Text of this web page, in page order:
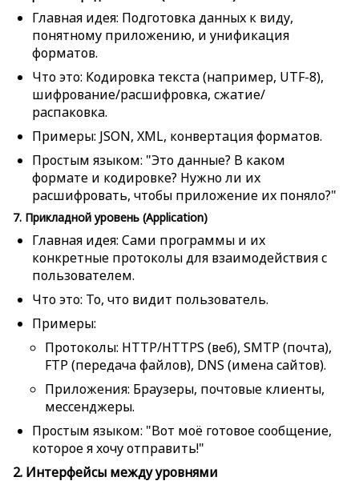
Главная идея: Подготовка данных к виду,
понятному приложению, и унификация
форматов.
Что это: Кодировка текста (например, UTF-8),
шифрование/расшифровка, сжатие/
распаковка.
Примеры: JSON, XML, конвертация форматов.
Простым языком: "Это данные? В каком
формате и кодировке? Нужно ли их
расшифровать, чтобы приложение их поняло?"
7. Прикладной уровень (Application)
Главная идея: Сами программы и их
конкретные протоколы для взаимодействия с
пользователем.
Что это: То, что видит пользователь.
Примеры:
Протоколы: HTTP/HTTPS (веб), SMTP (почта),
FTP (передача файлов), DNS (имена сайтов).
Приложения: Браузеры, почтовые клиенты,
мессенджеры.
Простым языком: "Вот моё готовое сообщение,
которое я хочу отправить!"
2. Интерфейсы между уровнями